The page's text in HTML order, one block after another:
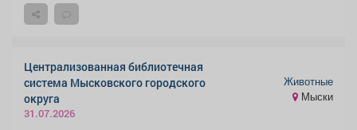
Централизованная библиотечная
система Мысковского городского
округа
31.07.2026
Животные
Мыски